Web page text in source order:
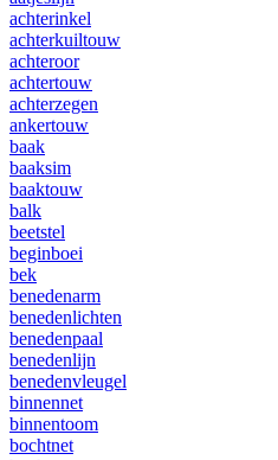
achterinkel
achterkuiltouw
achteroor
achtertouw
achterzegen
ankertouw
baak
baaksim
baaktouw
balk
beetstel
beginboei
bek
benedenarm
benedenlichten
benedenpaal
benedenlijn
benedenvleugel
binnennet
binnentoom
bochtnet